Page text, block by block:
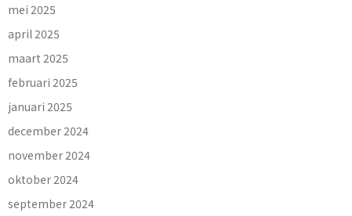
mei 2025
april 2025
maart 2025
februari 2025
januari 2025
december 2024
november 2024
oktober 2024
september 2024